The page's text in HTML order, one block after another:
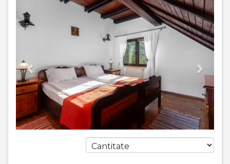
Previous Next